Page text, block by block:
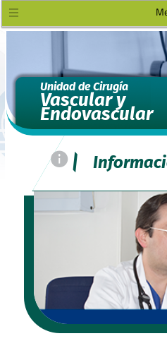
Unidad de Cirugía
Vascular y
Endovascular
= |